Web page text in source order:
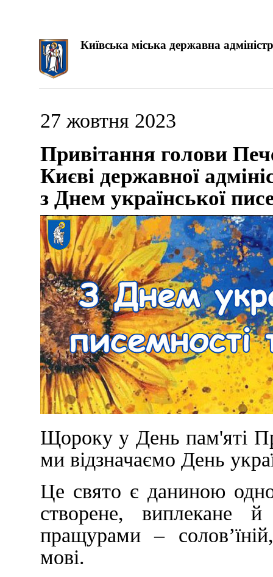
Київська міська державна
27 жовтня 2023
Привітання голови
Києві державної
з Днем української
Щороку у День пам'яті
ми відзначаємо День
Це свято є даниною
створене, виплекане
пращурами –
мові.